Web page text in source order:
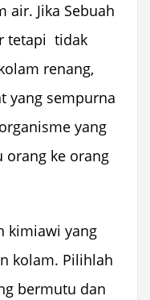
air. Jika Sebuah
tetapi tidak
renang,
yang sempurna
yang
orang ke orang
kimiawi yang
kolam. Pilihlah
bermutu dan